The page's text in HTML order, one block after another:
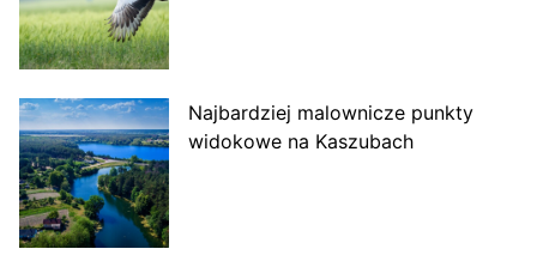
Najbardziej malownicze punkty
widokowe na Kaszubach